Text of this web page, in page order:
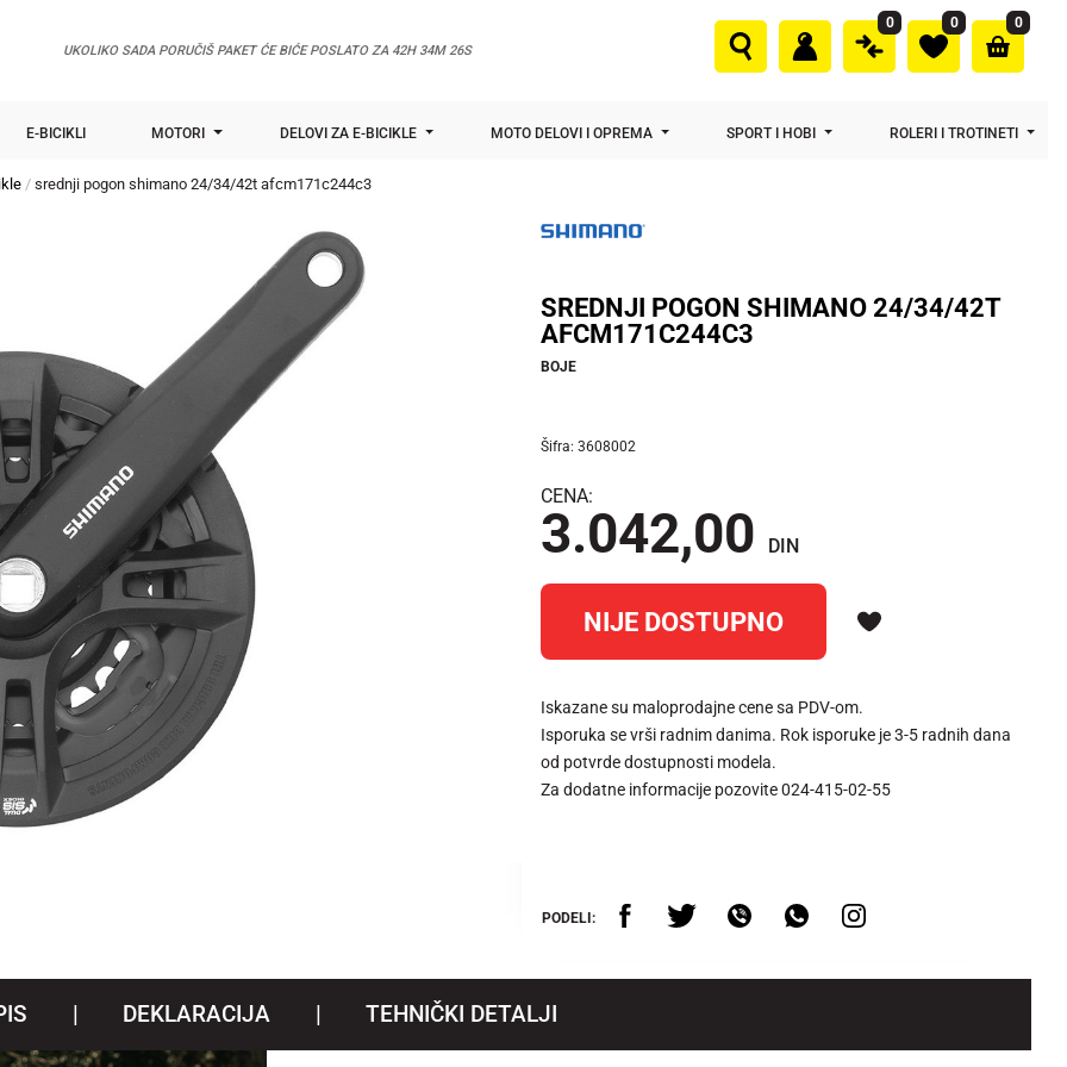
UKOLIKO SADA PORUČIŠ PAKET ĆE BIĆE POSLATO ZA 42H 34M 25S
0 0 0
E-BICIKLI MOTORI DELOVI ZA E-BICIKLE MOTO DELOVI I OPREMA SPORT I HOBI ROLERI I TROTINETI
srednji pogon shimano 24/34/42t afcm171c244c3
SREDNJI POGON SHIMANO 24/34/42T
AFCM171C244C3
BOJE
Šifra: 3608002
CENA:
3.042,00 DIN
NIJE DOSTUPNO
Iskazane su maloprodajne cene sa PDV-om.
Isporuka se vrši radnim danima. Rok isporuke je 3-5 radnih dana
od potvrde dostupnosti modela.
Za dodatne informacije pozovite 024-415-02-55
PODELI:
DEKLARACIJA TEHNIČKI DETALJI